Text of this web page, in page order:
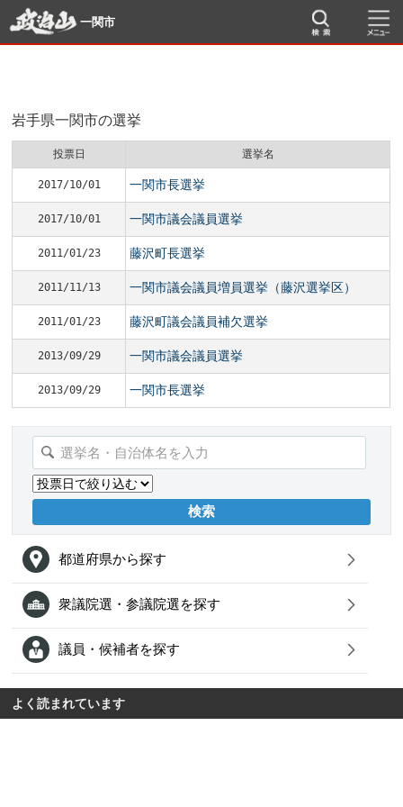
一関市
岩手県一関市の選挙
投票日 選挙名
2017/10/01 一関市長選挙
2017/10/01 一関市議会議員選挙
2011/01/23 藤沢町長選挙
2011/11/13 一関市議会議員増員選挙（藤沢選挙区）
2011/01/23 藤沢町議会議員補欠選挙
2013/09/29 一関市議会議員選挙
2013/09/29 一関市長選挙
都道府県から探す
衆議院選・参議院選を探す
議員・候補者を探す
よく読まれています